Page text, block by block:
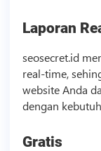
Laporan
seosecret.id
real-time,
website Anda
dengan
Gratis